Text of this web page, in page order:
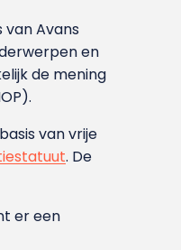
Avans
en
de mening
van vrije
. De
er een